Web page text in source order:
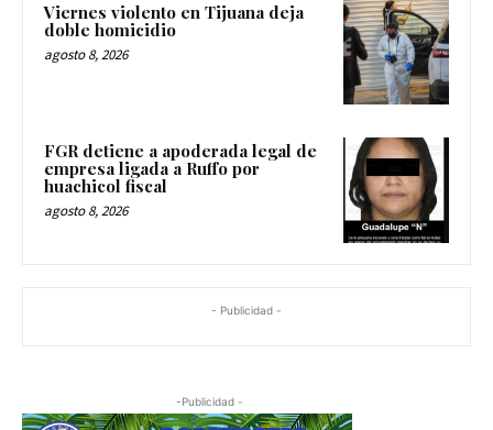
Viernes violento en Tijuana deja
doble homicidio
agosto 8, 2026
FGR detiene a apoderada legal de
empresa ligada a Ruffo por
huachicol fiscal
agosto 8, 2026
- Publicidad -
-Publicidad -